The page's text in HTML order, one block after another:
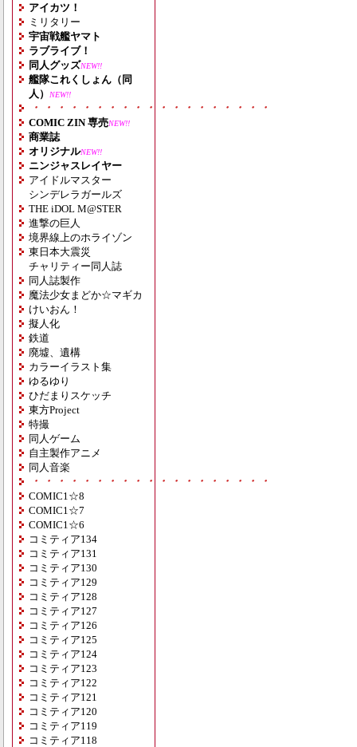
アイカツ！
ミリタリー
宇宙戦艦ヤマト
ラブライブ！
同人グッズNEW!!
艦隊これくしょん（同
人）
NEW!!
・・・・・・・・・・・・・・・・・・・
COMIC ZIN 専売NEW!!
商業誌
オリジナルNEW!!
ニンジャスレイヤー
アイドルマスター
シンデレラガールズ
THE iDOL M@STER
進撃の巨人
境界線上のホライゾン
東日本大震災
チャリティー同人誌
同人誌製作
魔法少女まどか☆マギカ
けいおん！
擬人化
鉄道
廃墟、遺構
カラーイラスト集
ゆるゆり
ひだまりスケッチ
東方Project
特撮
同人ゲーム
自主製作アニメ
同人音楽
・・・・・・・・・・・・・・・・・・・
COMIC1☆8
COMIC1☆7
COMIC1☆6
コミティア134
コミティア131
コミティア130
コミティア129
コミティア128
コミティア127
コミティア126
コミティア125
コミティア124
コミティア123
コミティア122
コミティア121
コミティア120
コミティア119
コミティア118